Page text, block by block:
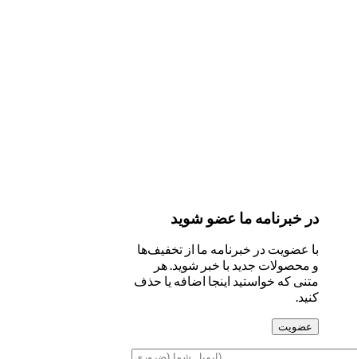
در خبرنامه ما عضو شوید
با عضویت در خبرنامه ما از تخفیف‌ها
و محصولات جدید با خبر شوید. هر
متنی که خواستید اینجا اضافه یا حذف
کنید.